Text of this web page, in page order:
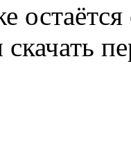
скачать